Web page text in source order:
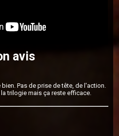
avis
Pas de prise de tête, de l'action.
trilogie mais ça reste efficace.